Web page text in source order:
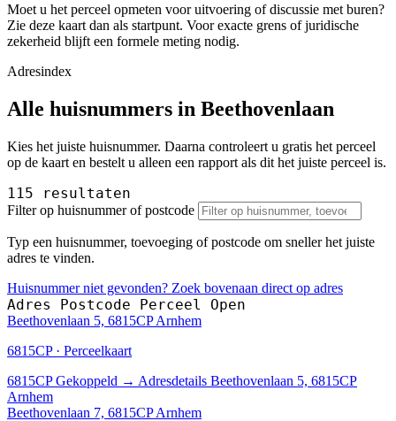
Moet u het perceel opmeten voor uitvoering of discussie met buren?
Zie deze kaart dan als startpunt. Voor exacte grens of juridische
zekerheid blijft een formele meting nodig.
Adresindex
Alle huisnummers in Beethovenlaan
Kies het juiste huisnummer. Daarna controleert u gratis het perceel
op de kaart en bestelt u alleen een rapport als dit het juiste perceel is.
115 resultaten
Filter op huisnummer of postcode
Typ een huisnummer, toevoeging of postcode om sneller het juiste
adres te vinden.
Huisnummer niet gevonden? Zoek bovenaan direct op adres
Adres Postcode Perceel Open
Beethovenlaan 5, 6815CP Arnhem
6815CP · Perceelkaart
6815CP Gekoppeld → Adresdetails Beethovenlaan 5, 6815CP
Arnhem
Beethovenlaan 7, 6815CP Arnhem